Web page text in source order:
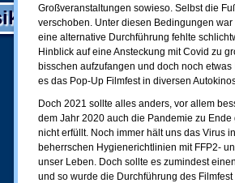
Großveranstaltungen sowieso. Selbst die
verschoben. Unter diesen Bedingungen
eine alternative Durchführung fehlte
Hinblick auf eine Ansteckung mit Covid zu
bisschen aufzufangen und doch noch
es das Pop-Up Filmfest in diversen
Doch 2021 sollte alles anders, vor allem
dem Jahr 2020 auch die Pandemie zu
nicht erfüllt. Noch immer hält uns das Virus
beherrschen Hygienerichtlinien mit FFP2-
unser Leben. Doch sollte es zumindest
und so wurde die Durchführung des